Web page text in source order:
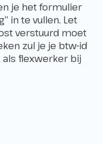
je het formulier
” in te vullen. Let
verstuurd moet
zul je je btw-id
als flexwerker bij